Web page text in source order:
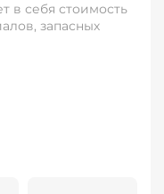
в себя стоимость
запасных